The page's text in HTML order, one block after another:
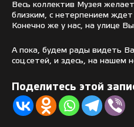
Весь коллектив Музея
близким, с нетерпением
Конечно же у нас, на улице
А пока, будем рады видеть
соц.сетей, и здесь, на нашем
Поделитесь этой